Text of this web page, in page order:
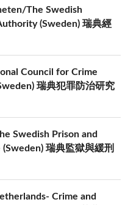
The Swedish
(Sweden) 瑞典經
Council for Crime
瑞典犯罪防治研究
Swedish Prison and
瑞典監獄與緩刑
Crime and